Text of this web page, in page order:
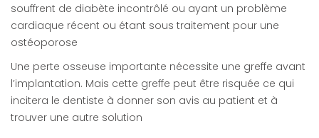
souffrent de diabète incontrôlé ou ayant un problème
cardiaque récent ou étant sous traitement pour une
ostéoporose
Une perte osseuse importante nécessite une greffe avant
l’implantation. Mais cette greffe peut être risquée ce qui
incitera le dentiste à donner son avis au patient et à
trouver une autre solution